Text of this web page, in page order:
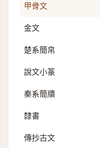
甲骨文
金文
楚系簡帛
說文小篆
秦系簡牘
隸書
傳抄古文